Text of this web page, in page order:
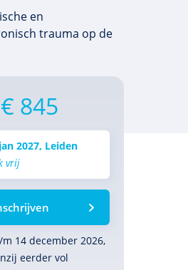
en
trauma op de
€ 845
2027, Leiden
vrij
14 december 2026,
eerder vol